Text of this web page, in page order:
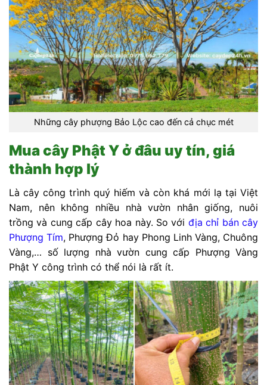
Những cây phượng Bảo Lộc cao đến cả chục mét
Mua cây Phật Y ở đâu uy tín, giá
thành hợp lý
Là cây công trình quý hiếm và còn khá mới lạ tại Việt
Nam, nên không nhiều nhà vườn nhân giống, nuôi
trồng và cung cấp cây hoa này. So với địa chỉ bán cây
Phượng Tím, Phượng Đỏ hay Phong Linh Vàng, Chuông
Vàng,… số lượng nhà vườn cung cấp Phượng Vàng
Phật Y công trình có thể nói là rất ít.